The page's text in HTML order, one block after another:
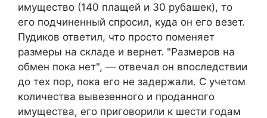
имущество (140 плащей и 30 рубашек), то
его подчиненный спросил, куда он его везет.
Пудиков ответил, что просто поменяет
размеры на складе и вернет. "Размеров на
обмен пока нет", — отвечал он впоследствии
до тех пор, пока его не задержали. С учетом
количества вывезенного и проданного
имущества, его приговорили к шести годам